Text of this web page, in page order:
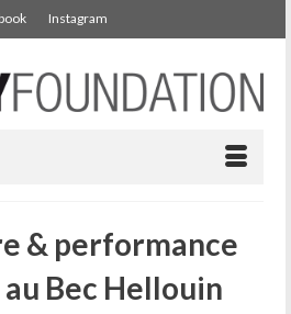
Instagram
& performance
Bec Hellouin